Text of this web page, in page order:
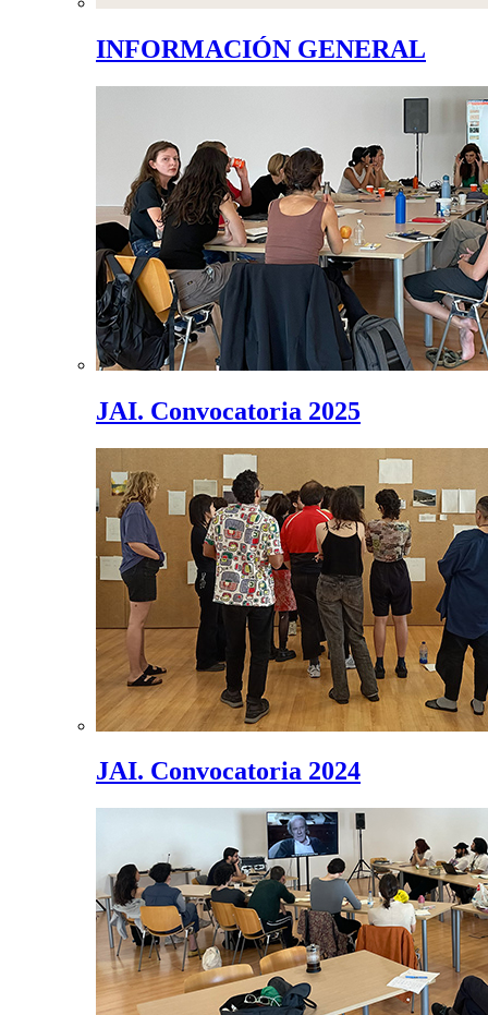
INFORMACIÓN GENERAL
JAI. Convocatoria 2025
JAI. Convocatoria 2024